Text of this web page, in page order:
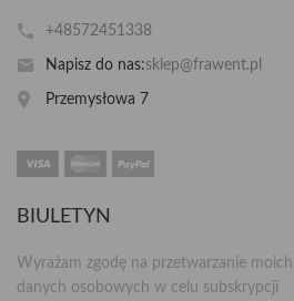
+48572451338
Napisz do nas:sklep@frawent.pl
Przemysłowa 7
BIULETYN
Wyrażam zgodę na przetwarzanie moich
danych osobowych w celu subskrypcji